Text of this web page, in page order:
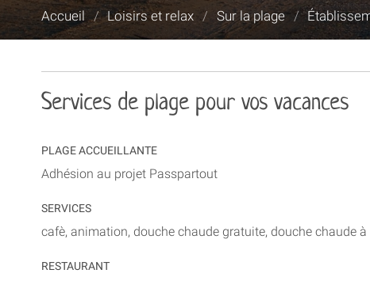
Vous
êtes
Accueil / Loisirs et relax / Sur la plage /
Services de plage pour vos vacances
PLAGE ACCUEILLANTE
Adhésion au projet Passpartout
SERVICES
cafè, animation, douche chaude gratuite, douche chaude
RESTAURANT